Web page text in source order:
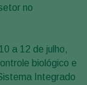
no
a 12 de julho,
biológico e
Integrado